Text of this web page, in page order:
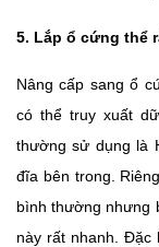
5. Lắp ổ cứng thể
Nâng cấp sang ổ
có thể truy xuất
thường sử dụng là
đĩa bên trong.
bình thường nhưng
này rất nhanh. Đặc